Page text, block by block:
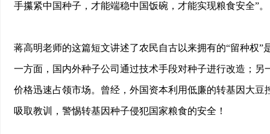
手攥紧中国种子，才能端稳中国饭碗，才能实现粮食安全”。
蒋高明老师的这篇短文讲述了农民自古以来拥有的“留种权
一方面，国内外种子公司通过技术手段对种子进行改造；
价格迅速占领市场。曾经，外国资本利用低廉的转基因大
吸取教训，警惕转基因种子侵犯国家粮食的安全！